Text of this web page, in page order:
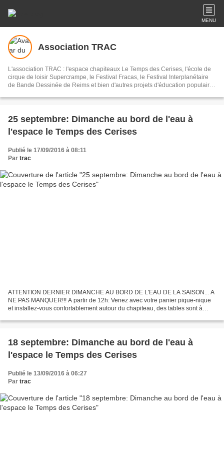
MENU
Association TRAC
L'association TRAC : l'espace chapiteaux Le Temps des Cerises, l'école de
cirque de loisir Supercrampe, le Festival Fracas, le Festival Interplanétaire
de Bande Dessinée de Reims et bien d'autres projets d'éducation populaire
25 septembre: Dimanche au bord de l'eau à
l'espace le Temps des Cerises
Publié le 17/09/2016 à 08:11
Par trac
ATTENTION DERNIER DIMANCHE AU BORD DE L'EAU DE LA SAISON... A
NE PAS MANQUER!!! A partir de 12h: Venez avec votre panier pique-nique
et installez-vous confortablement autour du chapiteau, des tables sont à
18 septembre: Dimanche au bord de l'eau à
l'espace le Temps des Cerises
Publié le 13/09/2016 à 06:27
Par trac